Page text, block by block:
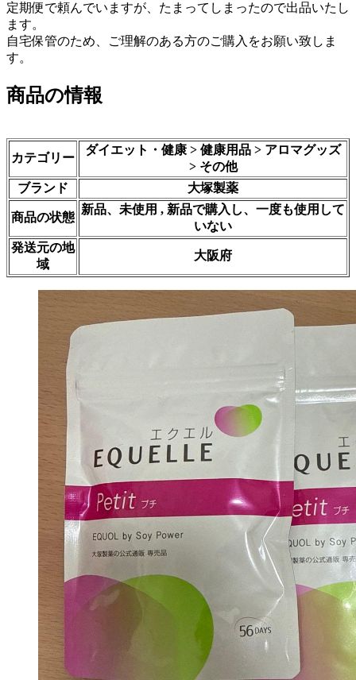
定期便で頼んでいますが、たまってしまったので出品いたし
ます。
自宅保管のため、ご理解のある方のご購入をお願い致しま
す。
商品の情報
カテゴリー
ダイエット・健康 > 健康用品 > アロマグッズ
> その他
ブランド
大塚製薬
商品の状態
新品、未使用 , 新品で購入し、一度も使用して
いない
発送元の地
域
大阪府